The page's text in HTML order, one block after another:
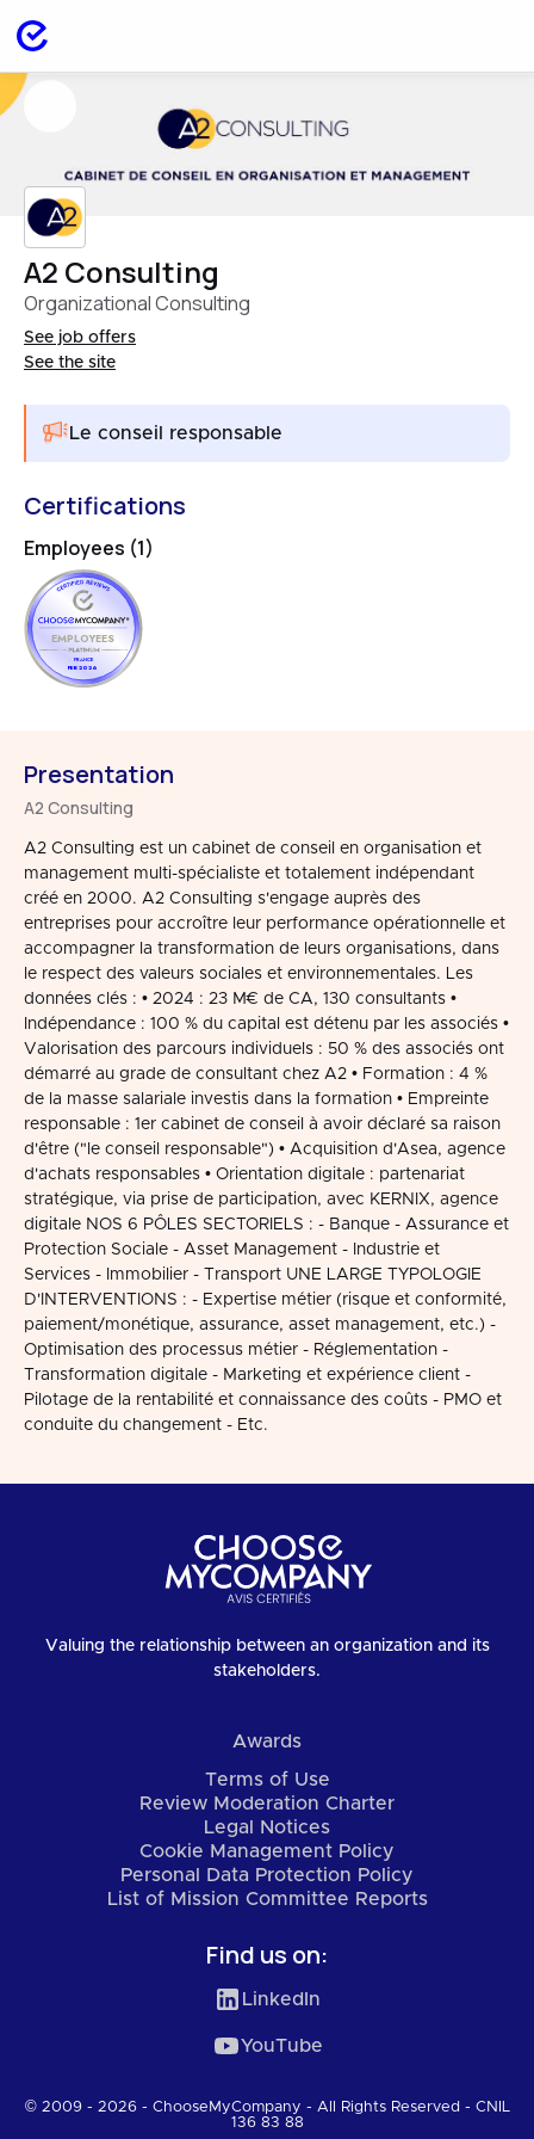
A2 Consulting
Organizational Consulting
See job offers
See the site
Le conseil responsable
Certifications
Employees (1)
EMPLOYEES
FRANCE
FEB 2026
Presentation
A2 Consulting
A2 Consulting est un cabinet de conseil en organisation et
management multi-spécialiste et totalement indépendant
créé en 2000. A2 Consulting s'engage auprès des
entreprises pour accroître leur performance opérationnelle et
accompagner la transformation de leurs organisations, dans
le respect des valeurs sociales et environnementales. Les
données clés : • 2024 : 23 M€ de CA, 130 consultants •
Indépendance : 100 % du capital est détenu par les associés •
Valorisation des parcours individuels : 50 % des associés ont
démarré au grade de consultant chez A2 • Formation : 4 %
de la masse salariale investis dans la formation • Empreinte
responsable : 1er cabinet de conseil à avoir déclaré sa raison
d'être ("le conseil responsable") • Acquisition d'Asea, agence
d'achats responsables • Orientation digitale : partenariat
stratégique, via prise de participation, avec KERNIX, agence
digitale NOS 6 PÔLES SECTORIELS : - Banque - Assurance et
Protection Sociale - Asset Management - Industrie et
Services - Immobilier - Transport UNE LARGE TYPOLOGIE
D'INTERVENTIONS : - Expertise métier (risque et conformité,
paiement/monétique, assurance, asset management, etc.) -
Optimisation des processus métier - Réglementation -
Transformation digitale - Marketing et expérience client -
Pilotage de la rentabilité et connaissance des coûts - PMO et
conduite du changement - Etc.
Valuing the relationship between an organization and its
stakeholders.
Awards
Terms of Use
Review Moderation Charter
Legal Notices
Cookie Management Policy
Personal Data Protection Policy
List of Mission Committee Reports
Find us on:
LinkedIn
YouTube
© 2009 - 2026 - ChooseMyCompany - All Rights Reserved - CNIL
136 83 88